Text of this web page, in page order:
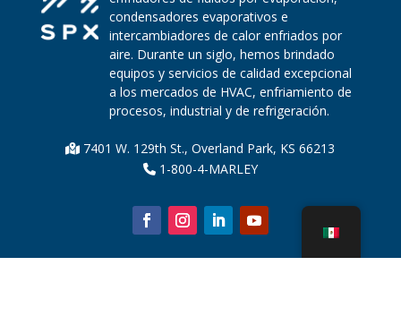
condensadores evaporativos e
intercambiadores de calor enfriados por
aire. Durante un siglo, hemos brindado
equipos y servicios de calidad excepcional
a los mercados de HVAC, enfriamiento de
procesos, industrial y de refrigeración.
7401 W. 129th St., Overland Park, KS 66213
1-800-4-MARLEY